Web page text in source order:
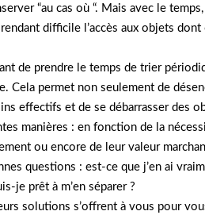
“au cas où “. Mais avec le
difficile l’accès aux objets dont
de prendre le temps de trier
Cela permet non seulement de
effectifs et de se débarrasser des
manières : en fonction de la
ou encore de leur valeur
questions : est-ce que j’en ai
je prêt à m’en séparer ?
solutions s’offrent à vous pour